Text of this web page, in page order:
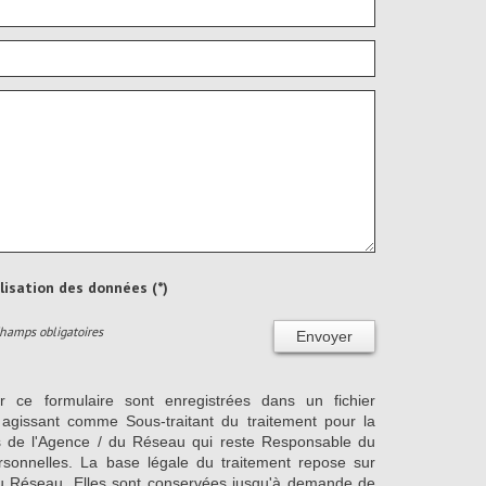
des données (*)
Envoyer
obligatoires
ce formulaire sont enregistrées dans un fichier
comme Sous-traitant du traitement pour la
de l'Agence / du Réseau qui reste Responsable du
La base légale du traitement repose sur